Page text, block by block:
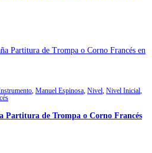
, Manuel Espinosa, Nivel, Nivel Inicial,
Partitura de Trompa o Corno Francés